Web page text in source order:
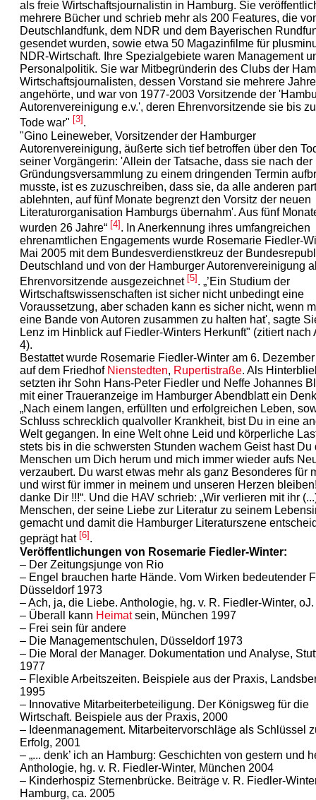
als freie Wirtschaftsjournalistin in Hamburg. Sie
mehrere Bücher und schrieb mehr als 200 Features, die
Deutschlandfunk, dem NDR und dem Bayerischen
gesendet wurden, sowie etwa 50 Magazinfilme für
NDR-Wirtschaft. Ihre Spezialgebiete waren Management
Personalpolitik. Sie war Mitbegründerin des Clubs der
Wirtschaftsjournalisten, dessen Vorstand sie mehrere Jahre
angehörte, und war von 1977-2003 Vorsitzende der
Autorenvereinigung e.v.', deren Ehrenvorsitzende sie bis
Tode war" [3] .
"Gino Leineweber, Vorsitzender der Hamburger
Autorenvereinigung, äußerte sich tief betroffen über den
seiner Vorgängerin: 'Allein der Tatsache, dass sie nach der
Gründungsversammlung zu einem dringenden Termin
musste, ist es zuzuschreiben, dass sie, da alle anderen
ablehnten, auf fünf Monate begrenzt den Vorsitz der neuen
Literaturorganisation Hamburgs übernahm'. Aus fünf
wurden 26 Jahre“ [4]. In Anerkennung ihres umfangreichen
ehrenamtlichen Engagements wurde Rosemarie Fiedler-
Mai 2005 mit dem Bundesverdienstkreuz der
Deutschland und von der Hamburger Autorenvereinigung
Ehrenvorsitzende ausgezeichnet [5] . „’Ein Studium der
Wirtschaftswissenschaften ist sicher nicht unbedingt eine
Voraussetzung, aber schaden kann es sicher nicht, wenn
eine Bande von Autoren zusammen zu halten hat', sagte
Lenz im Hinblick auf Fiedler-Winters Herkunft" (zitiert nach
4).
Bestattet wurde Rosemarie Fiedler-Winter am 6.
auf dem Friedhof Nienstedten, Rupertistraße. Als
setzten ihr Sohn Hans-Peter Fiedler und Neffe Johannes
mit einer Traueranzeige im Hamburger Abendblatt ein
„Nach einem langen, erfüllten und erfolgreichen Leben,
Schluss schrecklich qualvoller Krankheit, bist Du in eine
Welt gegangen. In eine Welt ohne Leid und körperliche
stets bis in die schwersten Stunden wachem Geist hast Du
Menschen um Dich herum und mich immer wieder aufs
verzaubert. Du warst etwas mehr als ganz Besonderes für
und wirst für immer in meinem und unseren Herzen
danke Dir !!!“. Und die HAV schrieb: „Wir verlieren mit ihr
Menschen, der seine Liebe zur Literatur zu seinem
gemacht und damit die Hamburger Literaturszene
geprägt hat [6] .
Veröffentlichungen von Rosemarie Fiedler-Winter:
– Der Zeitungsjunge von Rio
– Engel brauchen harte Hände. Vom Wirken bedeutender
Düsseldorf 1973
– Ach, ja, die Liebe. Anthologie, hg. v. R. Fiedler-Winter, oJ.
– Überall kann Heimatsein, München 1997
– Frei sein für andere
– Die Managementschulen, Düsseldorf 1973
– Die Moral der Manager. Dokumentation und Analyse,
1977
– Flexible Arbeitszeiten. Beispiele aus der Praxis,
1995
– Innovative Mitarbeiterbeteiligung. Der Königsweg für die
Wirtschaft. Beispiele aus der Praxis, 2000
– Ideenmanagement. Mitarbeitervorschläge als Schlüssel
Erfolg, 2001
– „... denk’ ich an Hamburg: Geschichten von gestern und
Anthologie, hg. v. R. Fiedler-Winter, München 2004
– Kinderhospiz Sternenbrücke. Beiträge v. R. Fiedler-
Hamburg, ca. 2005